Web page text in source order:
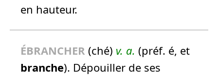
en hauteur.
ÉBRANCHER (ché) v. a. (préf. é, et
branche). Dépouiller de ses